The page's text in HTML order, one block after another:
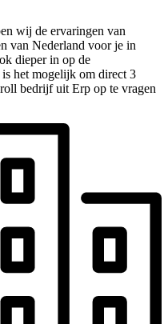
wij de ervaringen van
van Nederland voor je in
dieper in op de
het mogelijk om direct 3
bedrijf uit Erp op te vragen